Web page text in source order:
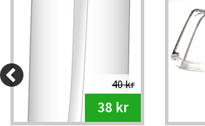
40 kr
38 kr